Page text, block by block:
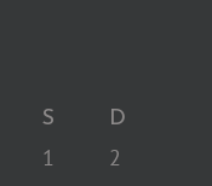
S D
1
2